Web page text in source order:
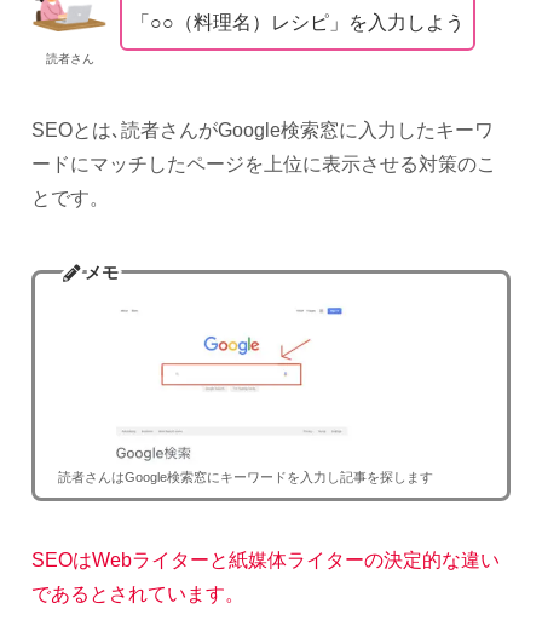
読者さん
「○○（料理名）レシピ」を入力しよう
SEOとは､読者さんがGoogle検索窓に入力したキーワ
ードにマッチしたページを上位に表示させる対策のこ
とです。
メモ
読者さんはGoogle検索窓にキーワードを入力し記事を探します
SEOはWebライターと紙媒体ライターの決定的な違い
であるとされています。